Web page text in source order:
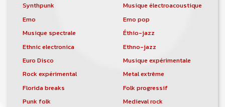
Synthpunk
Musique électroacoustique
Emo
Emo pop
Musique spectrale
Éthio-jazz
Ethnic electronica
Ethno-jazz
Euro Disco
Musique expérimentale
Rock expérimental
Metal extrême
Florida breaks
Folk progressif
Punk folk
Medieval rock